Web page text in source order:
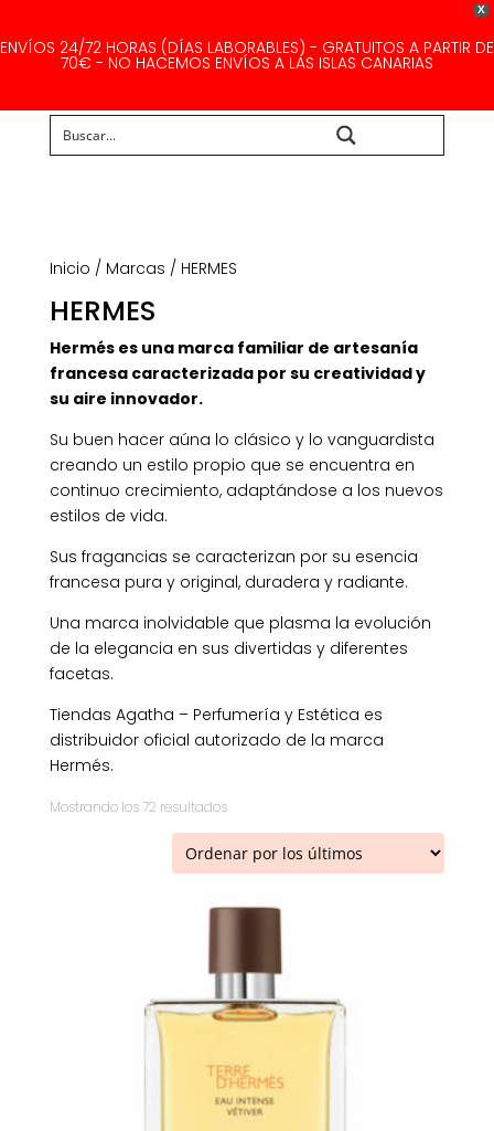
X
ENVÍOS 24/72 HORAS (DÍAS LABORABLES) - GRATUITOS A PARTIR DE
70€ - NO HACEMOS ENVÍOS A LAS ISLAS CANARIAS
Inicio / Marcas / HERMES
HERMES
Hermés es una marca familiar de artesanía
francesa caracterizada por su creatividad y
su aire innovador.
Su buen hacer aúna lo clásico y lo vanguardista
creando un estilo propio que se encuentra en
continuo crecimiento, adaptándose a los nuevos
estilos de vida.
Sus fragancias se caracterizan por su esencia
francesa pura y original, duradera y radiante.
Una marca inolvidable que plasma la evolución
de la elegancia en sus divertidas y diferentes
facetas.
Tiendas Agatha – Perfumería y Estética es
distribuidor oficial autorizado de la marca
Hermés.
Mostrando los 72 resultadosOrdenado
por
los